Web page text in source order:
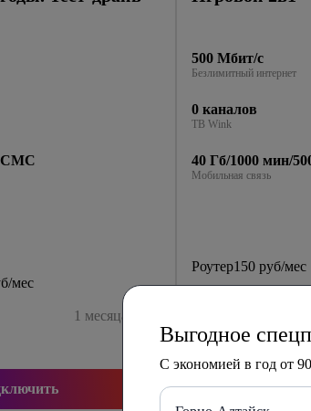
СМС
мес
1 месяца
мес
500 Мбит/с
Безлимитный интернет
0 каналов
ТВ Wink
40 Гб/1000 мин/
Мобильная связь
Роутер150 руб/мес
Выгодное
С экономией в год от